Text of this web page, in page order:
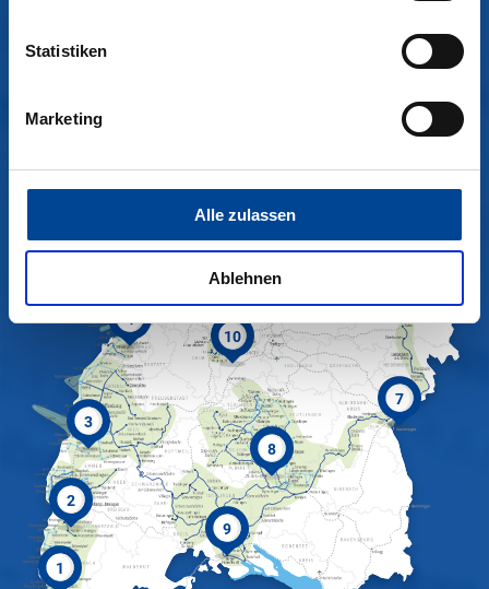
Statistiken
Marketing
Alle zulassen
Ablehnen
Schwarzwald/